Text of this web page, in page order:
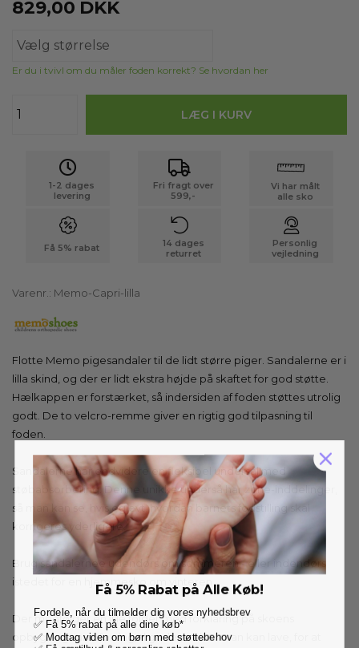
829,00 DKK
Er du i tvivl om du måler foden korrekt? Se hvordan her
1-2 dages
levering
Fri fragt over
599,-
Vi har målt
alle sko
Få 5% rabat
14 dages
returret
Personlig
vejledning
Varenr.: Memo-Capri-lilla
Flotte Memo pigesandaler til de lidt større piger. Sandalerne er i
lilla skind, og der er lidt ekstra højde på skaftet for god støtte.
Hælkappen er forstærket, så indersiden af foden støttes utrolig
godt. De to velcro-remme giver en rigtig god tilpasning til
foden.
Sandalerne har endvidere en fleksibel undersål med
støbabsorbering. Denne unikke underså har zone-inddelinger,
så man kan se, hvis og evt. hvordan barnets fodstilling skal
korrigeres yderligere.
Brug sandalernee udendørs om sommeren - eller indendørs
istedet for en hjemmesko om vinteren.
Der medfølger en lille folder med forklaring på skoens
opbygning samt forslag til gode øvelser man kan lave, for at
Få 5% Rabat på Alle Køb!
Fordele, når du tilmelder dig vores nyhedsbrev
✅ Få 5% rabat på alle dine køb*
✅ Modtag viden om børn med støttebehov